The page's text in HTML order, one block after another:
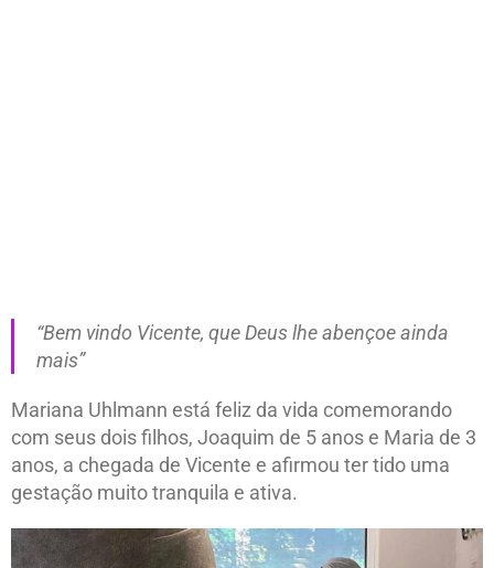
“Bem vindo Vicente, que Deus lhe abençoe ainda
mais”
Mariana Uhlmann está feliz da vida comemorando
com seus dois filhos, Joaquim de 5 anos e Maria de 3
anos, a chegada de Vicente e afirmou ter tido uma
gestação muito tranquila e ativa.